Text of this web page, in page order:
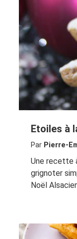
Etoiles à
Par Pierre-
Une recette
grignoter
Noël